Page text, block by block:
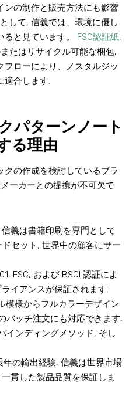
ンの制作と販売方法にも影響
して, 信義では、環境に優し
と見ています。
FSC認証紙,
たはリサイクル可能な梱包,
ローにより、ノスタルジッ
適合します.
パターンノート
る理由
の作成を検討しているブラ
ーカーとの提携が不可欠で
義は書籍印刷を専門として
セット, 世界中の顧客にサー
FSC, および BSCI 認証によ
イアンスが保証されます.
模様からフルカラーデザイン
バッチ注文にも対応できます,
インディングメソッド, そし
年の輸出経験, 信義は世界市場
貫した製品品質を保証しま